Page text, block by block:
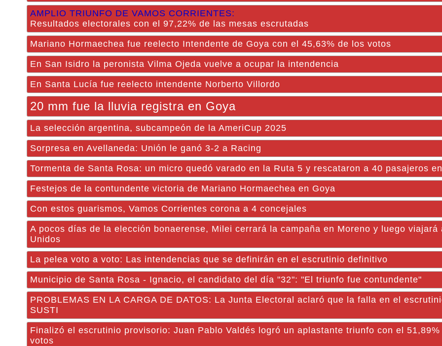
AMPLIO TRIUNFO DE VAMOS CORRIENTES:
Resultados electorales con el 97,22% de las mesas escrutadas
Mariano Hormaechea fue reelecto Intendente de Goya con el 45,63% de los votos
En San Isidro la peronista Vilma Ojeda vuelve a ocupar la intendencia
En Santa Lucía fue reelecto intendente Norberto Villordo
20 mm fue la lluvia registra en Goya
La selección argentina, subcampeón de la AmeriCup 2025
Sorpresa en Avellaneda: Unión le ganó 3-2 a Racing
Tormenta de Santa Rosa: un micro quedó varado en la Ruta 5 y rescataron a 40 pasajeros
Festejos de la contundente victoria de Mariano Hormaechea en Goya
Con estos guarismos, Vamos Corrientes corona a 4 concejales
A pocos días de la elección bonaerense, Milei cerrará la campaña en Moreno y luego viajará
Unidos
La pelea voto a voto: Las intendencias que se definirán en el escrutinio definitivo
Municipio de Santa Rosa - Ignacio, el candidato del día "32": "El triunfo fue contundente"
PROBLEMAS EN LA CARGA DE DATOS: La Junta Electoral aclaró que la falla en el
SUSTI
Finalizó el escrutinio provisorio: Juan Pablo Valdés logró un aplastante triunfo con el 51,89%
votos